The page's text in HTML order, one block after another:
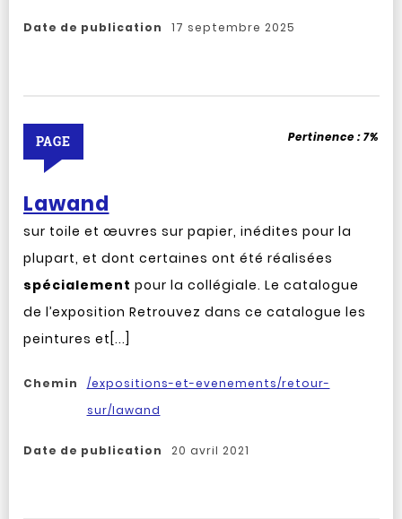
Date de publication 17 septembre 2025
Lawand
PAGE Pertinence :7%
sur toile et œuvres sur papier, inédites pour la
plupart, et dont certaines ont été réalisées
spécialement pour la collégiale. Le catalogue
de l’exposition Retrouvez dans ce catalogue les
peintures et[...]
Chemin
/expositions-et-evenements/retour-
sur/lawand
Date de publication 20 avril 2021